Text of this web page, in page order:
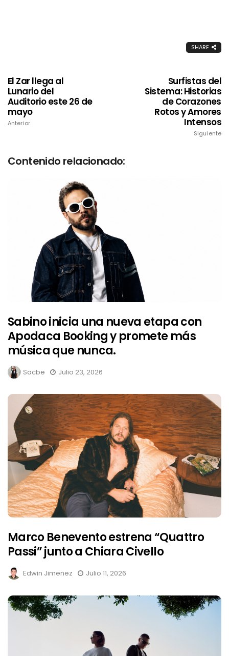
SHARE
El Zar llega al
Lunario del
Auditorio este 26 de
mayo
Anterior
Surfistas del
Sistema: Historias
de Corazones
Rotos y Amores
Intensos
Siguiente
Contenido relacionado:
Sabino inicia una nueva etapa con
Apodaca Booking y promete más
música que nunca.
Sacbe Julio 23, 2026
Marco Benevento estrena “Quattro
Passi” junto a Chiara Civello
Edwin Jimenez Julio 11, 2026